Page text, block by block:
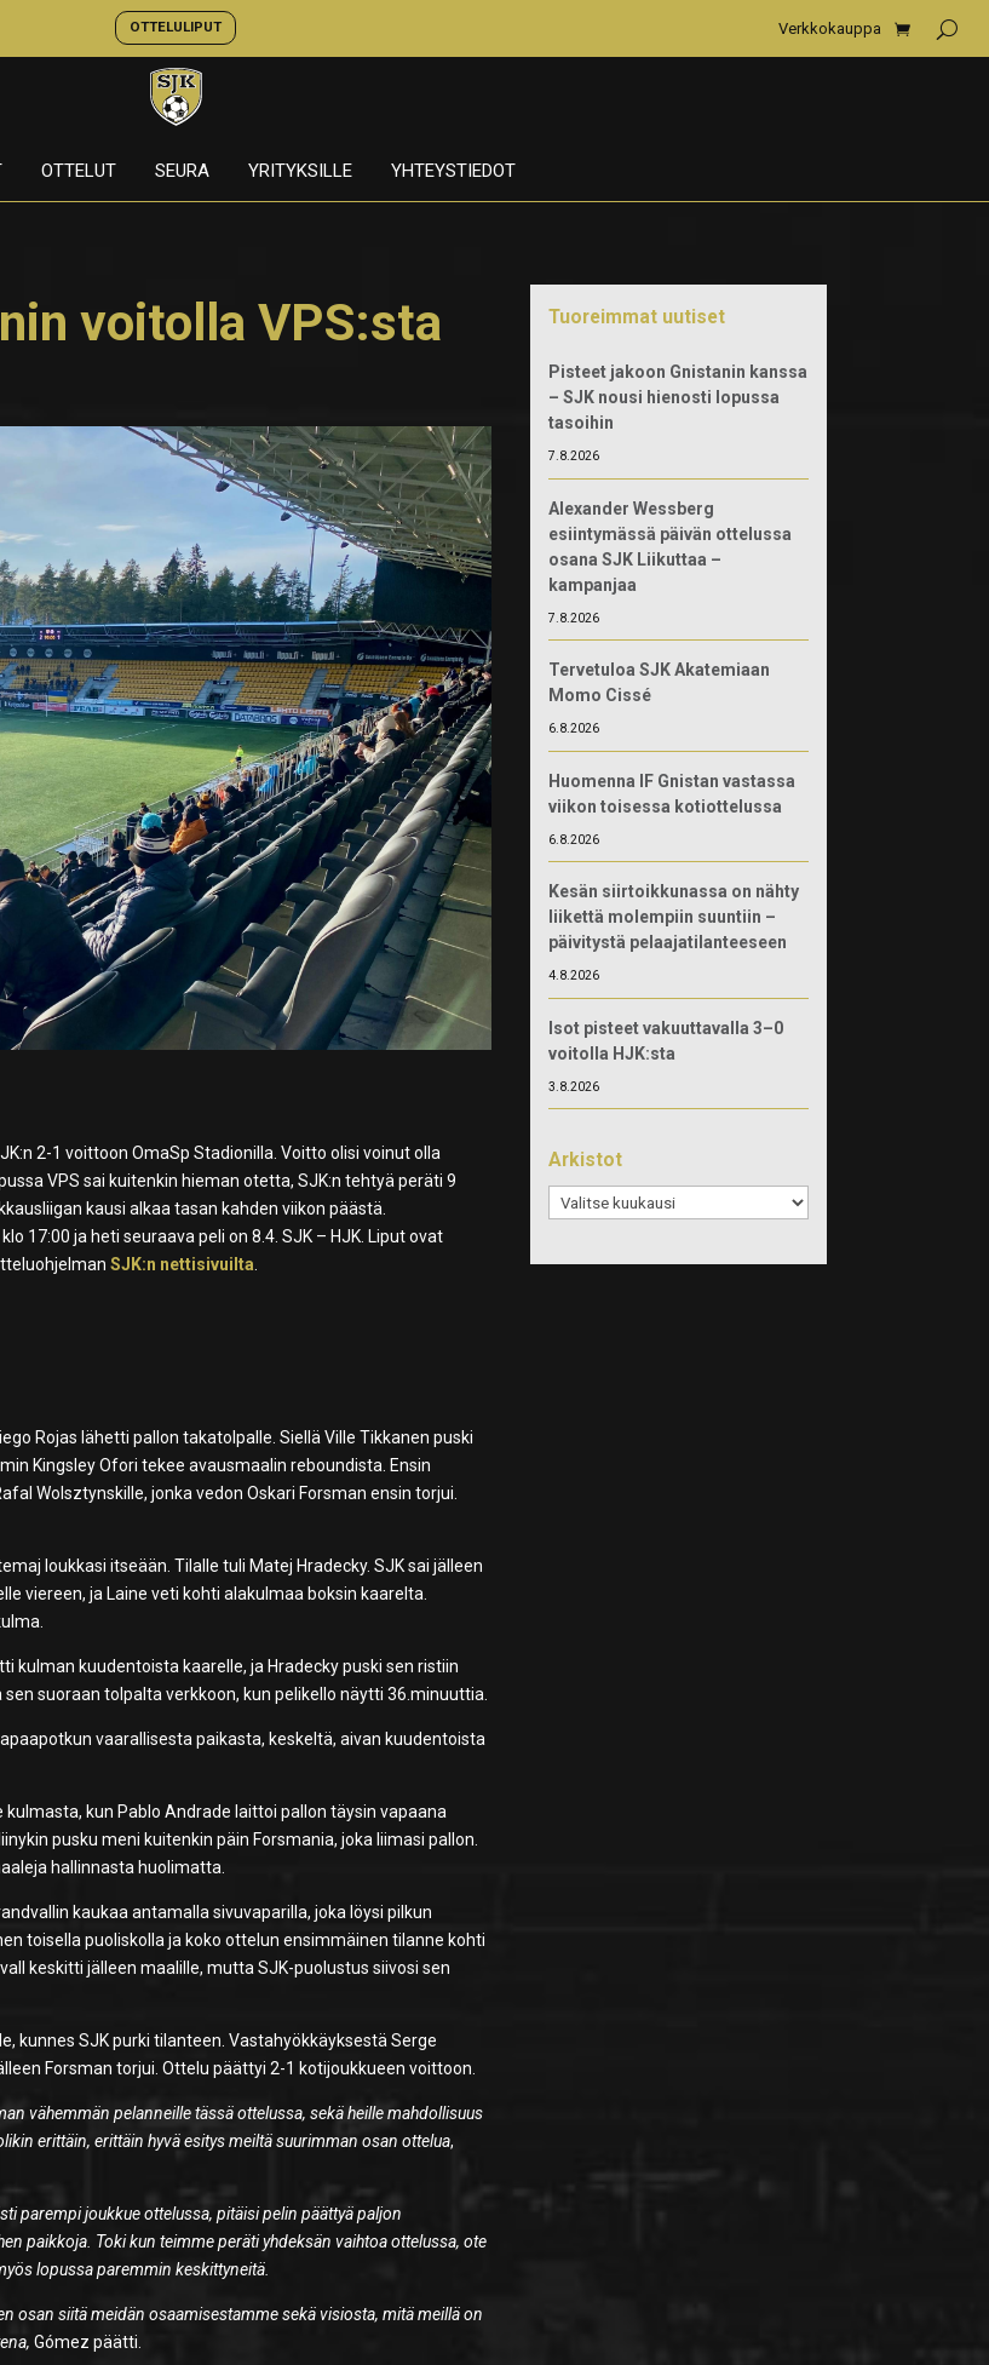
OTTELULIPUT Verkkokauppa
OTTELUT SEURA YRITYKSILLE YHTEYSTIEDOT
voitolla VPS:sta
2-1 voittoon OmaSp Stadionilla. Voitto olisi voinut olla
VPS sai kuitenkin hieman otetta, SJK:n tehtyä peräti 9
kausi alkaa tasan kahden viikon päästä.
17:00 ja heti seuraava peli on 8.4. SJK – HJK. Liput ovat
SJK:n nettisivuilta.
Rojas lähetti pallon takatolpalle. Siellä Ville Tikkanen puski
Kingsley Ofori tekee avausmaalin reboundista. Ensin
Wolsztynskille, jonka vedon Oskari Forsman ensin torjui.
loukkasi itseään. Tilalle tuli Matej Hradecky. SJK sai jälleen
viereen, ja Laine veti kohti alakulmaa boksin kaarelta.
kulman kuudentoista kaarelle, ja Hradecky puski sen ristiin
suoraan tolpalta verkkoon, kun pelikello näytti 36.minuuttia.
vaarallisesta paikasta, keskeltä, aivan kuudentoista
kun Pablo Andrade laittoi pallon täysin vapaana
pusku meni kuitenkin päin Forsmania, joka liimasi pallon.
hallinnasta huolimatta.
kaukaa antamalla sivuvaparilla, joka löysi pilkun
toisella puoliskolla ja koko ottelun ensimmäinen tilanne kohti
keskitti jälleen maalille, mutta SJK-puolustus siivosi sen
kunnes SJK purki tilanteen. Vastahyökkäyksestä Serge
Forsman torjui. Ottelu päättyi 2-1 kotijoukkueen voittoon.
vähemmän pelanneille tässä ottelussa, sekä heille mahdollisuus
erittäin, erittäin hyvä esitys meiltä suurimman osan ottelua,
parempi joukkue ottelussa, pitäisi pelin päättyä paljon
paikkoja. Toki kun teimme peräti yhdeksän vaihtoa ottelussa, ote
lopussa paremmin keskittyneitä.
osan siitä meidän osaamisestamme sekä visiosta, mitä meillä on
Gómez päätti.
Tuoreimmat uutiset
Pisteet jakoon Gnistanin kanssa
– SJK nousi hienosti lopussa
tasoihin
7.8.2026
Alexander Wessberg
esiintymässä päivän ottelussa
osana SJK Liikuttaa –
kampanjaa
7.8.2026
Tervetuloa SJK Akatemiaan
Momo Cissé
6.8.2026
Huomenna IF Gnistan vastassa
viikon toisessa kotiottelussa
6.8.2026
Kesän siirtoikkunassa on nähty
liikettä molempiin suuntiin –
päivitystä pelaajatilanteeseen
4.8.2026
Isot pisteet vakuuttavalla 3–0
voitolla HJK:sta
3.8.2026
Arkistot
Arkistot